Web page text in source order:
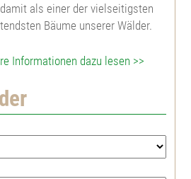
als einer der vielseitigsten
Bäume unserer Wälder.
Informationen dazu lesen >>